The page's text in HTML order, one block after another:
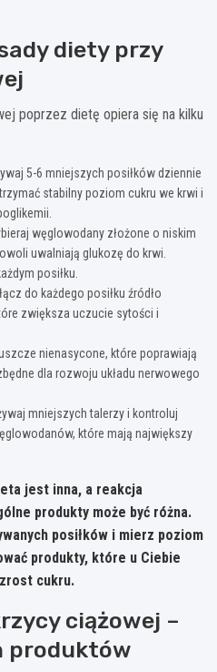
diety przy
poprzez dietę opiera się na kilku
5-6 mniejszych posiłków dziennie
stabilny poziom cukru we krwi i
węglowodany złożone o niskim
uwalniają glukozę do krwi.
posiłku.
do każdego posiłku źródło
zwiększa uczucie sytości i
nienasycone, które poprawiają
dla rozwoju układu nerwowego
mniejszych talerzy i kontroluj
które mają największy
jest inna, a reakcja
produkty może być różna.
posiłków i mierz poziom
produkty, które u Ciebie
cukru.
ciążowej –
produktów